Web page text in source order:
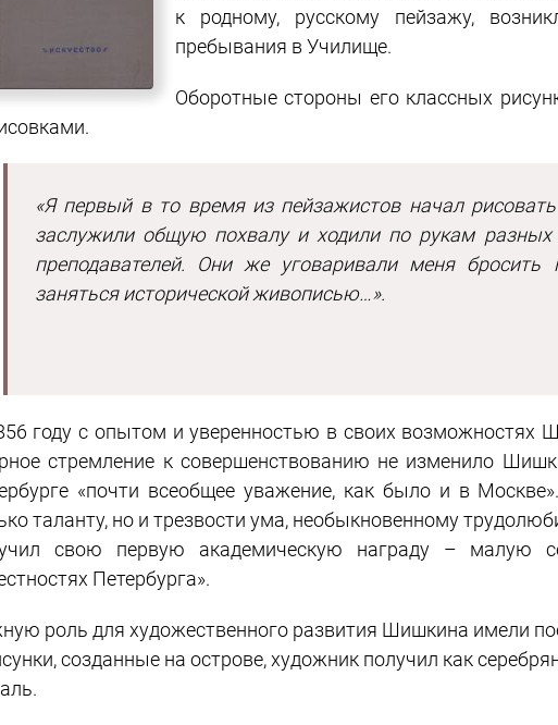
к родному, русскому пейзажу,
пребывания в Училище.
Оборотные стороны его классных
«Я первый в то время из пейзажистов начал
заслужили общую похвалу и ходили по рукам разных
преподавателей. Они же уговаривали меня
заняться исторической живописью…».
году с опытом и уверенностью в своих возможностях
стремление к совершенствованию не изменило
«почти всеобщее уважение, как было и в
таланту, но и трезвости ума, необыкновенному
свою первую академическую награду – малую
Петербурга».
роль для художественного развития Шишкина имели
созданные на острове, художник получил как